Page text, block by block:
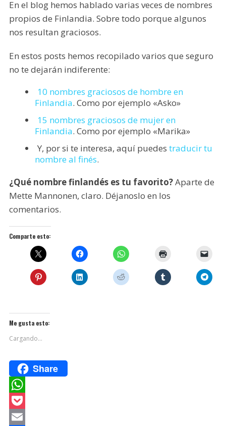
En el blog hemos hablado varias veces de nombres
propios de Finlandia. Sobre todo porque algunos
nos resultan graciosos.
En estos posts hemos recopilado varios que seguro
no te dejarán indiferente:
10 nombres graciosos de hombre en
Finlandia. Como por ejemplo «Asko»
15 nombres graciosos de mujer en
Finlandia. Como por ejemplo «Marika»
Y, por si te interesa, aquí puedes traducir tu
nombre al finés.
¿Qué nombre finlandés es tu favorito?Aparte de
Mette Mannonen, claro. Déjanoslo en los
comentarios.
Comparte esto:
Me gusta esto:
Cargando...
Share
W
h
P